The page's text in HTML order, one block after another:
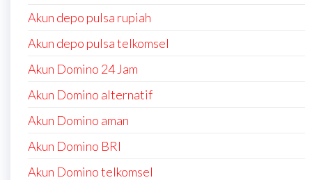
Akun depo pulsa rupiah
Akun depo pulsa telkomsel
Akun Domino 24 Jam
Akun Domino alternatif
Akun Domino aman
Akun Domino BRI
Akun Domino telkomsel